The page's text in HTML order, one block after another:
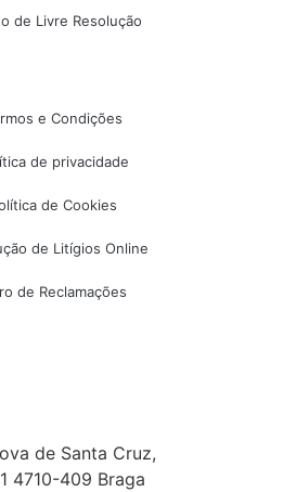
de Livre Resolução
e Condições
de privacidade
de Cookies
de Litígios Online
de Reclamações
de Santa Cruz,
4710-409 Braga